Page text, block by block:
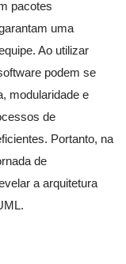
pacotes
uma
Ao utilizar
podem se
modularidade e
de
Portanto, na
de
a arquitetura